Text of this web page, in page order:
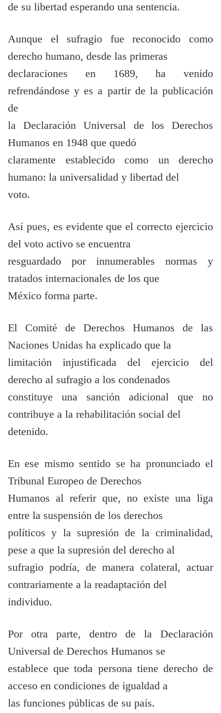
de su libertad esperando una sentencia.
Aunque el sufragio fue reconocido como
derecho humano, desde las primeras
declaraciones en 1689, ha venido
refrendándose y es a partir de la publicación
de
la Declaración Universal de los Derechos
Humanos en 1948 que quedó
claramente establecido como un derecho
humano: la universalidad y libertad del
voto.
Así pues, es evidente que el correcto ejercicio
del voto activo se encuentra
resguardado por innumerables normas y
tratados internacionales de los que
México forma parte.
El Comité de Derechos Humanos de las
Naciones Unidas ha explicado que la
limitación injustificada del ejercicio del
derecho al sufragio a los condenados
constituye una sanción adicional que no
contribuye a la rehabilitación social del
detenido.
En ese mismo sentido se ha pronunciado el
Tribunal Europeo de Derechos
Humanos al referir que, no existe una liga
entre la suspensión de los derechos
políticos y la supresión de la criminalidad,
pese a que la supresión del derecho al
sufragio podría, de manera colateral, actuar
contrariamente a la readaptación del
individuo.
Por otra parte, dentro de la Declaración
Universal de Derechos Humanos se
establece que toda persona tiene derecho de
acceso en condiciones de igualdad a
las funciones públicas de su país.